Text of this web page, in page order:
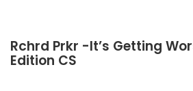
Rchrd Prkr -It’s Getting
Edition CS